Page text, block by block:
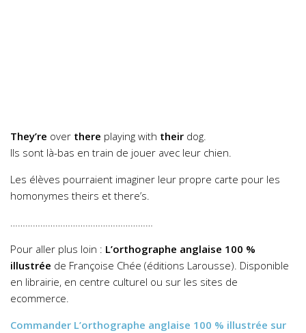
They’re over there playing with their dog.
Ils sont là-bas en train de jouer avec leur chien.
Les élèves pourraient imaginer leur propre carte pour les
homonymes theirs et there’s.
…………………………………………………
Pour aller plus loin : L’orthographe anglaise 100 %
illustrée de Françoise Chée (éditions Larousse). Disponible
en librairie, en centre culturel ou sur les sites de
ecommerce.
Commander L’orthographe anglaise 100 % illustrée sur